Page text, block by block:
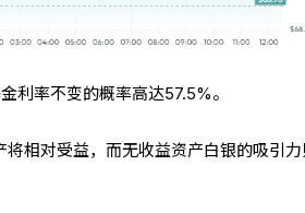
利率不变的概率高达57.5%。
相对受益，而无收益资产白银的吸引